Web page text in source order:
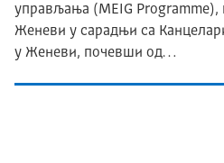
управљања (MEIG Programme),
Женеви у сарадњи са
у Женеви, почевши од…